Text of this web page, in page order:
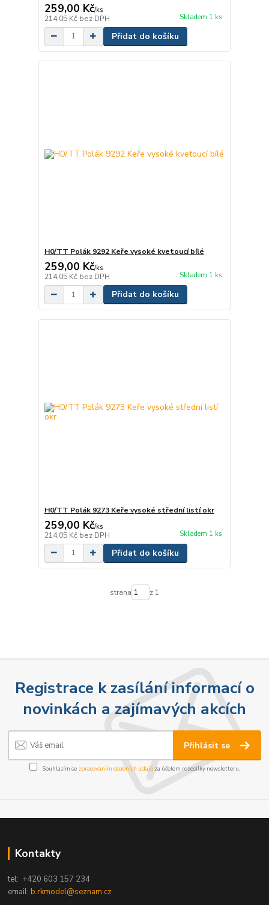
259,00 Kč/ks
214,05 Kč bez DPH Skladem 1 ks
Přidat do košíku
H0/TT Polák 9292 Keře vysoké kvetoucí bílé
259,00 Kč/ks
214,05 Kč bez DPH Skladem 1 ks
Přidat do košíku
H0/TT Polák 9273 Keře vysoké střední listí okr
259,00 Kč/ks
214,05 Kč bez DPH Skladem 1 ks
Přidat do košíku
strana z 1
Registrace k zasílání informací o
novinkách a zajímavých akcích
Přihlásit se
Souhlasím se zpracováním osobních údajůza účelem rozesílky newsletteru.
Kontakty
tel: +420 603 157 234
email:b.rkmodel@seznam.cz